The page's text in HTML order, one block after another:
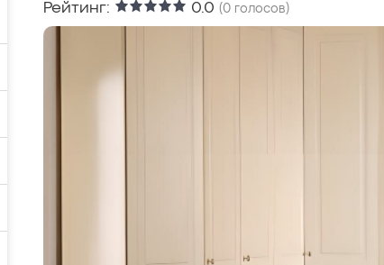
Рейтинг: 0.0 (0 голосов)